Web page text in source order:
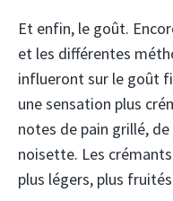
Et enfin, le goût.
et les différentes
influeront sur le goût
une sensation plus
notes de pain grillé,
noisette. Les
plus légers, plus